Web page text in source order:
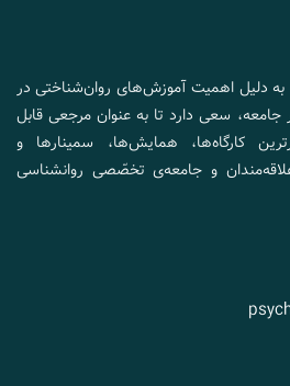
دلیل اهمیت آموزش‌های روان‌شناختی در
سعی دارد تا به عنوان مرجعی قابل
کارگاه‌ها، همایش‌ها، سمینارها و
و جامعه‌ی تخصّصی روانشناسی